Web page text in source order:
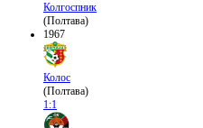
Колгоспник
(Полтава)
1967
Колос
(Полтава)
1:1